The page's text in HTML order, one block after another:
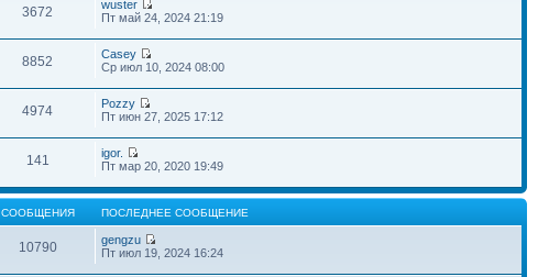
3672
wuster
Пт май 24, 2024 21:19
8852
Casey
Ср июл 10, 2024 08:00
4974
Pozzy
Пт июн 27, 2025 17:12
141
igor.
Пт мар 20, 2020 19:49
СООБЩЕНИЯ ПОСЛЕДНЕЕ СООБЩЕНИЕ
10790
gengzu
Пт июл 19, 2024 16:24